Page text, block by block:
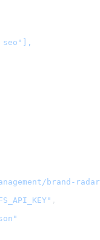
brand-
,